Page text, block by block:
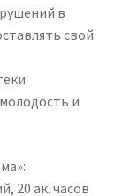
в
свой
и
20 ак. часов